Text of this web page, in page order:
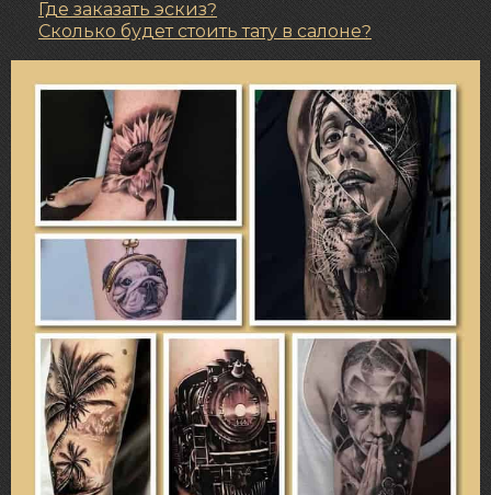
Где заказать эскиз?
Сколько будет стоить тату в салоне?